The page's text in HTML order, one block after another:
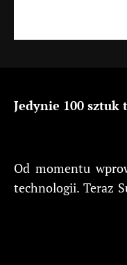
Jedynie 100 sztuk
Od momentu
technologii. Teraz